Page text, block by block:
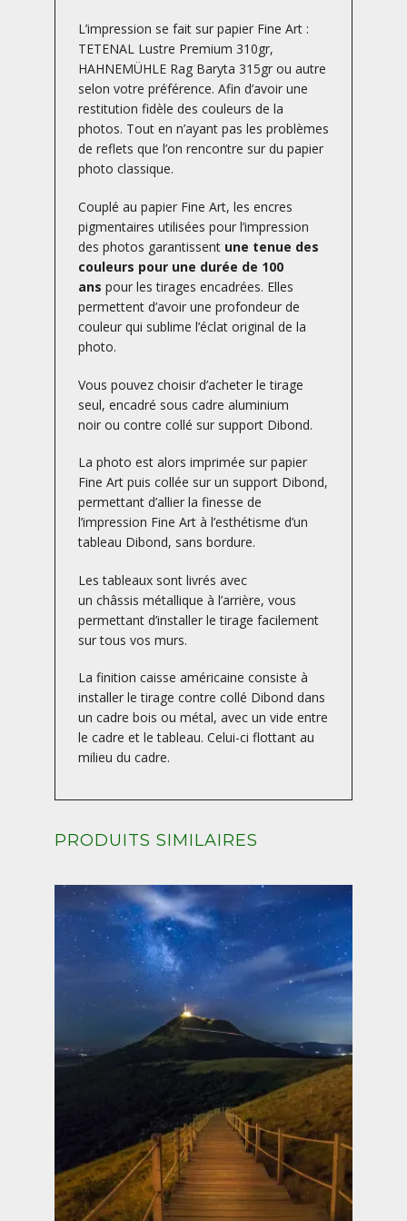
L’impression se fait sur papier Fine Art :
TETENAL Lustre Premium 310gr,
HAHNEMÜHLE Rag Baryta 315gr ou autre
selon votre préférence. Afin d’avoir une
restitution fidèle des couleurs de la
photos. Tout en n’ayant pas les problèmes
de reflets que l’on rencontre sur du papier
photo classique.
Couplé au papier Fine Art, les encres
pigmentaires utilisées pour l’impression
des photos garantissent une tenue des
couleurs pour une durée de 100
ans pour les tirages encadrées. Elles
permettent d’avoir une profondeur de
couleur qui sublime l’éclat original de la
photo.
Vous pouvez choisir d’acheter le tirage
seul, encadré sous cadre aluminium
noir ou contre collé sur support Dibond.
La photo est alors imprimée sur papier
Fine Art puis collée sur un support Dibond,
permettant d’allier la finesse de
l’impression Fine Art à l’esthétisme d’un
tableau Dibond, sans bordure.
Les tableaux sont livrés avec
un châssis métallique à l’arrière, vous
permettant d’installer le tirage facilement
sur tous vos murs.
La finition caisse américaine consiste à
installer le tirage contre collé Dibond dans
un cadre bois ou métal, avec un vide entre
le cadre et le tableau. Celui-ci flottant au
milieu du cadre.
PRODUITS SIMILAIRES